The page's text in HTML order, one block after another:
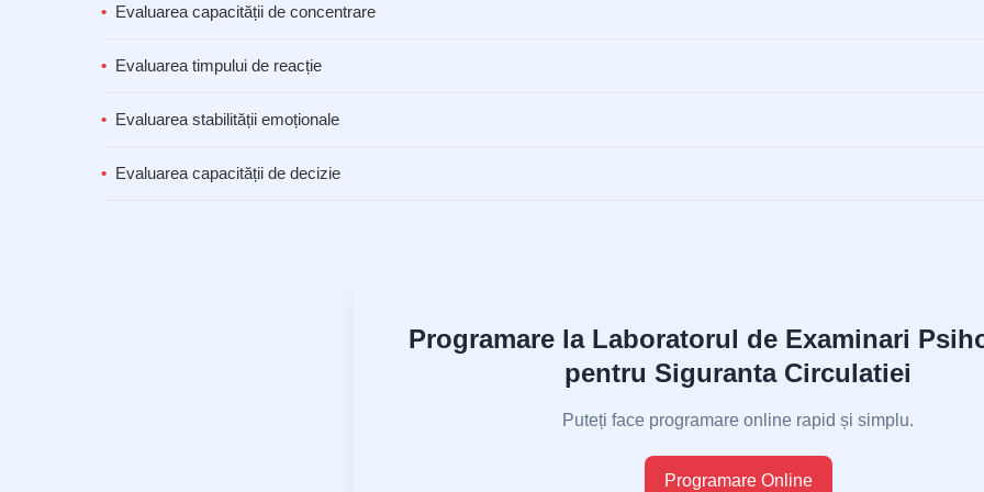
Evaluarea capacității de concentrare
Evaluarea timpului de reacție
Evaluarea stabilității emoționale
Evaluarea capacității de decizie
Programare la Laboratorul de Examinari
pentru Siguranta Circulatiei
Puteți face programare online rapid și simplu.
Programare Online